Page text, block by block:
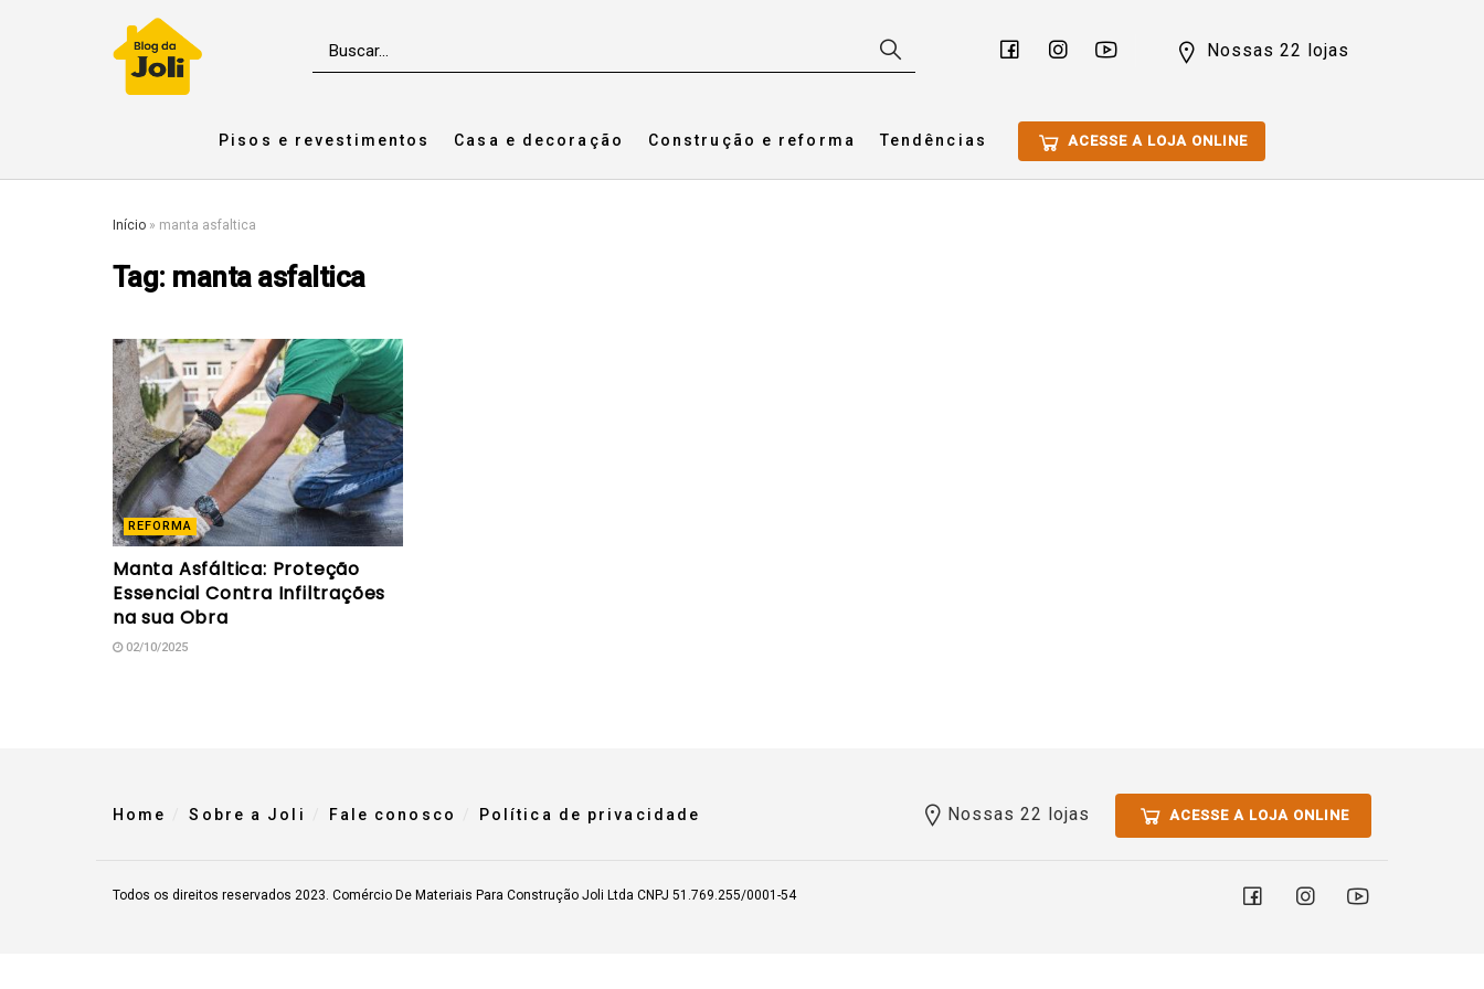
Nossas 22 lojas
Pisos e revestimentos Casa e decoração Construção e reforma Tendências ACESSE A LOJA ONLINE
Início » manta asfaltica
Tag: manta asfaltica
REFORMA
Manta Asfáltica: Proteção
Essencial Contra Infiltrações
na sua Obra
02/10/2025
Home Sobre a Joli Fale conosco Política de privacidade Nossas 22 lojas ACESSE A LOJA ONLINE
Todos os direitos reservados 2023. Comércio De Materiais Para Construção Joli Ltda CNPJ 51.769.255/0001-54